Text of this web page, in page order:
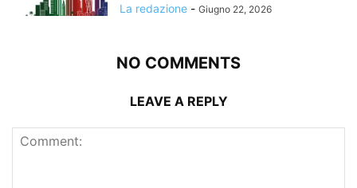
La redazione - Giugno 22, 2026
NO COMMENTS
LEAVE A REPLY